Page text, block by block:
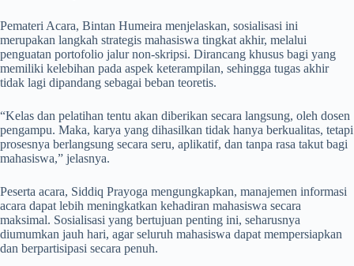
Pemateri Acara, Bintan Humeira menjelaskan, sosialisasi ini
merupakan langkah strategis mahasiswa tingkat akhir, melalui
penguatan portofolio jalur non-skripsi. Dirancang khusus bagi yang
memiliki kelebihan pada aspek keterampilan, sehingga tugas akhir
tidak lagi dipandang sebagai beban teoretis.
“Kelas dan pelatihan tentu akan diberikan secara langsung, oleh dosen
pengampu. Maka, karya yang dihasilkan tidak hanya berkualitas, tetapi
prosesnya berlangsung secara seru, aplikatif, dan tanpa rasa takut bagi
mahasiswa,” jelasnya.
Peserta acara, Siddiq Prayoga mengungkapkan, manajemen informasi
acara dapat lebih meningkatkan kehadiran mahasiswa secara
maksimal. Sosialisasi yang bertujuan penting ini, seharusnya
diumumkan jauh hari, agar seluruh mahasiswa dapat mempersiapkan
dan berpartisipasi secara penuh.